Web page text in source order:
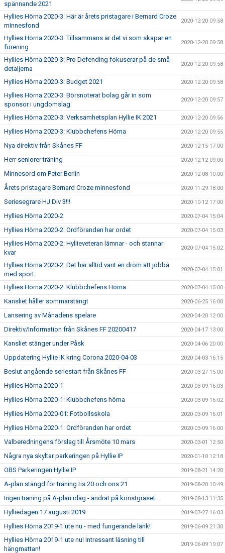
spännande 2021
Hyllies Hörna 2020-3: Här är årets pristagare i Bernard Croze
minnesfond
2020-12-20 09:58
Hyllies Hörna 2020-3: Tillsammans är det vi som skapar en
förening
2020-12-20 09:58
Hyllies Hörna 2020-3: Pro Defending fokuserar på de små
detaljerna
2020-12-20 09:58
Hyllies Hörna 2020-3: Budget 2021 2020-12-20 09:58
Hyllies Hörna 2020-3: Börsnoterat bolag går in som
sponsor i ungdomslag
2020-12-20 09:57
Hyllies Hörna 2020-3: Verksamhetsplan Hyllie IK 2021 2020-12-20 09:56
Hyllies Hörna 2020-3: Klubbchefens Hörna 2020-12-20 09:55
Nya direktiv från Skånes FF 2020-12-15 17:00
Herr seniorer träning 2020-12-12 09:00
Minnesord om Peter Berlin 2020-12-08 10:00
Årets pristagare Bernard Croze minnesfond 2020-11-29 18:00
Seriesegrare HJ Div 3!!! 2020-10-12 17:00
Hyllies Hörna 2020-2 2020-07-04 15:04
Hyllies Hörna 2020-2: Ordföranden har ordet 2020-07-04 15:03
Hyllies Hörna 2020-2: Hyllieveteran lämnar - och stannar
kvar
2020-07-04 15:02
Hyllies Hörna 2020-2: Det har alltid varit en dröm att jobba
med sport
2020-07-04 15:01
Hyllies Hörna 2020-2: Klubbchefens Hörna 2020-07-04 15:00
Kansliet håller sommarstängt 2020-06-25 16:00
Lansering av Månadens spelare 2020-04-20 12:00
Direktiv/Information från Skånes FF 20200417 2020-04-17 13:00
Kansliet stänger under Påsk 2020-04-06 20:00
Uppdatering Hyllie IK kring Corona 2020-04-03 2020-04-03 16:15
Beslut angående seriestart från Skånes FF 2020-03-27 15:00
Hyllies Hörna 2020-1 2020-03-09 16:03
Hyllies Hörna 2020-1: Klubbchefens hörna 2020-03-09 16:02
Hyllies Hörna 2020-01: Fotbollsskola 2020-03-09 16:01
Hyllies Hörna 2020-1: Ordföranden har ordet 2020-03-09 16:00
Valberedningens förslag till Årsmöte 10 mars 2020-03-01 12:50
Några nya skyltar parkeringen på Hyllie IP 2020-01-10 12:18
OBS Parkeringen Hyllie IP 2019-08-21 14:20
A-plan stängd för träning tis 20 och ons 21 2019-08-20 10:49
Ingen träning på A-plan idag - ändrat på konstgräset.. 2019-08-13 11:35
Hylliedagen 17 augusti 2019 2019-07-27 16:03
Hyllies Hörna 2019-1 ute nu - med fungerande länk! 2019-06-09 21:30
Hyllies Hörna 2019-1 ute nu! Intressant läsning till
hängmattan!
2019-06-09 19:07